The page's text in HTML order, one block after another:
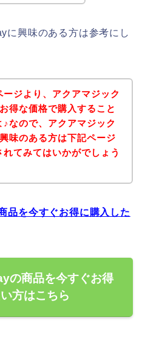
に興味のある方は参考にし
ージより、アクアマジック
得な価格で購入すること
なので、アクアマジック
味のある方は下記ページ
てみてはいかがでしょう
品を今すぐお得に購入した
の商品を今すぐお得
方はこちら